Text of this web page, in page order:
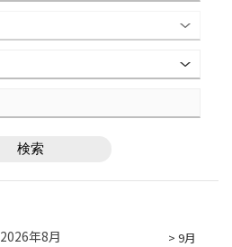
> 9月
2026年8月